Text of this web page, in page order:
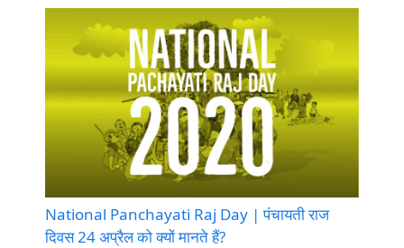
National Panchayati Raj Day | पंचायती राज
दिवस 24 अप्रैल को क्यों मानते हैं?